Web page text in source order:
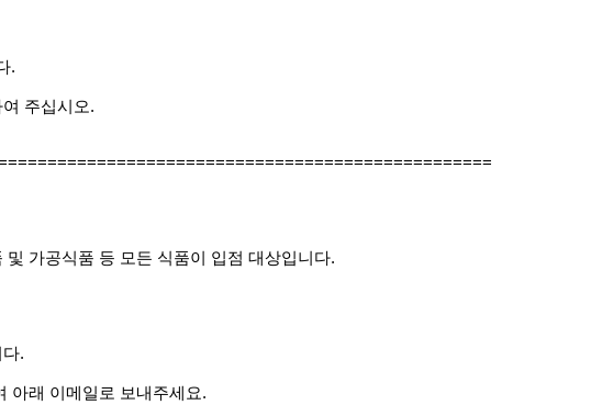
.
주십시오.
가공식품 등 모든 식품이 입점 대상입니다.
.
아래 이메일로 보내주세요.